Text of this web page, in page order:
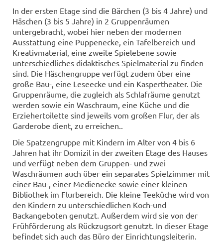
In der ersten Etage sind die Bärchen (3 bis 4 Jahre) und
Häschen (3 bis 5 Jahre) in 2 Gruppenräumen
untergebracht, wobei hier neben der modernen
Ausstattung eine Puppenecke, ein Tafelbereich und
Kreativmaterial, eine zweite Spielebene sowie
unterschiedliches didaktisches Spielmaterial zu finden
sind. Die Häschengruppe verfügt zudem über eine
große Bau-, eine Leseecke und ein Kaspertheater. Die
Gruppenräume, die zugleich als Schlafräume genutzt
werden sowie ein Waschraum, eine Küche und die
Erziehertoilette sind jeweils vom großen Flur, der als
Garderobe dient, zu erreichen..
Die Spatzengruppe mit Kindern im Alter von 4 bis 6
Jahren hat ihr Domizil in der zweiten Etage des Hauses
und verfügt neben dem Gruppen- und zwei
Waschräumen auch über ein separates Spielzimmer mit
einer Bau-, einer Medienecke sowie einer kleinen
Bibliothek im Flurbereich. Die kleine Teeküche wird von
den Kindern zu unterschiedlichen Koch-und
Backangeboten genutzt. Außerdem wird sie von der
Frühförderung als Rückzugsort genutzt. In dieser Etage
befindet sich auch das Büro der Einrichtungsleiterin.